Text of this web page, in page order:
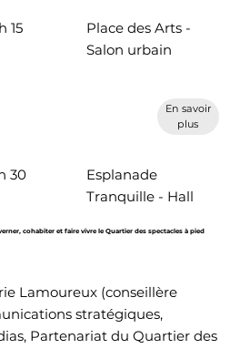
15
Place des Arts -
Salon urbain
En savoir
plus
cohabiter et faire vivre le Quartier des spectacles à pied
30
Esplanade
Tranquille - Hall
Lamoureux(conseillère
stratégiques,
Partenariat du Quartier des